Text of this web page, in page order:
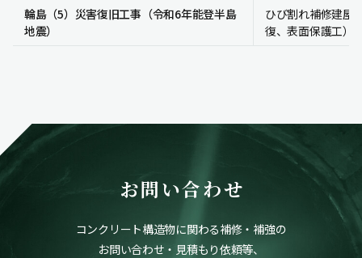
輪島（5）災害復旧工事（令和6年能登半島
地震）
ひび割れ補修建屋
復、表面保護工）
お問い合わせ
コンクリート構造物に関わる補修・補強の
お問い合わせ・見積もり依頼等、